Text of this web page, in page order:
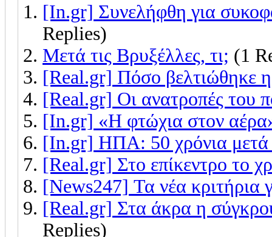
[In.gr] Συνελήφθη για
Replies)
Μετά τις Βρυξέλλες, τι; (1
[Real.gr] Πόσο βελτιώθηκε
[Real.gr] Οι ανατροπές του
[In.gr] «Η φτώχια στον
[In.gr] ΗΠΑ: 50 χρόνια μετά
[Real.gr] Στο επίκεντρο το
[News247] Τα νέα κριτήρια
[Real.gr] Στα άκρα η
Replies)